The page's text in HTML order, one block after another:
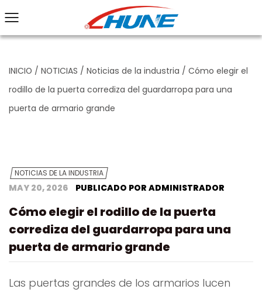
INICIO / NOTICIAS / Noticias de la industria / Cómo elegir el
rodillo de la puerta corrediza del guardarropa para una
puerta de armario grande
NOTICIAS DE LA INDUSTRIA
MAY 20, 2026 PUBLICADO POR ADMINISTRADOR
Cómo elegir el rodillo de la puerta
corrediza del guardarropa para una
puerta de armario grande
Las puertas grandes de los armarios lucen